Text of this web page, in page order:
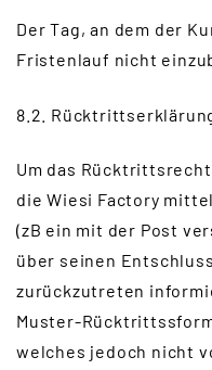
Der Tag, an dem der
Fristenlauf nicht
8.2.
Um das
die Wiesi Factory
(zB ein mit der Post
über seinen
zurückzutreten
Muster-
welches jedoch nicht